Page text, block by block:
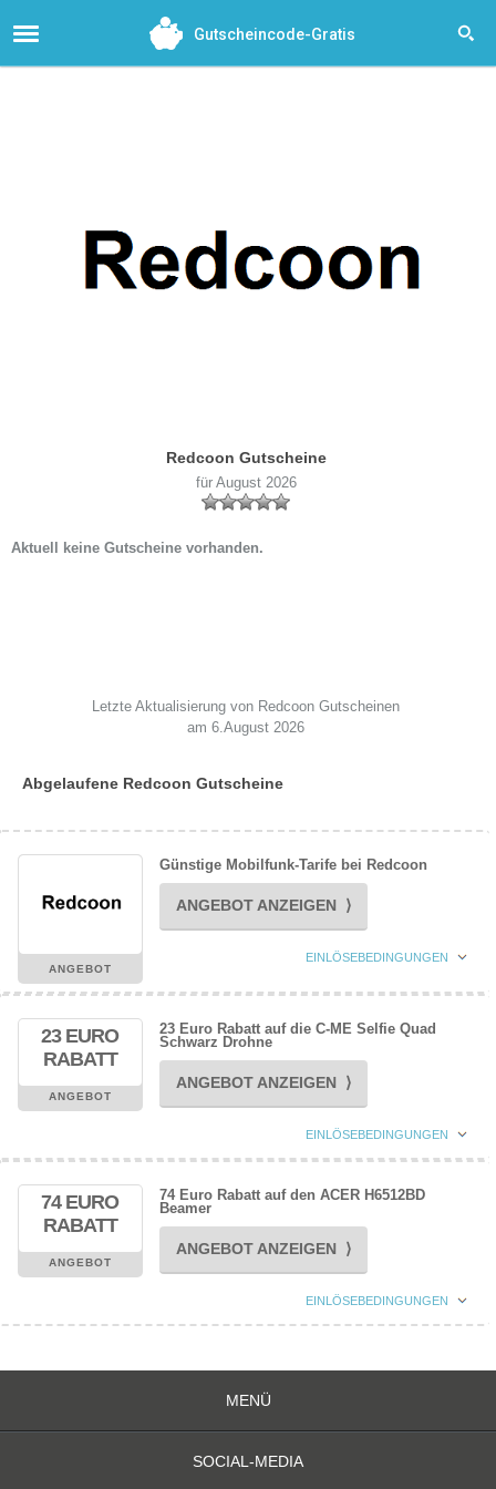
Gutscheincode-Gratis
Redcoon Gutscheine
für August 2026
Aktuell keine Gutscheine vorhanden.
Letzte Aktualisierung von Redcoon Gutscheinen
am 6.August 2026
Abgelaufene Redcoon Gutscheine
ANGEBOT
Günstige Mobilfunk-Tarife bei Redcoon
ANGEBOT ANZEIGEN ⟩
EINLÖSEBEDINGUNGEN
23 EURO
RABATT
ANGEBOT
23 Euro Rabatt auf die C-ME Selfie Quad
Schwarz Drohne
ANGEBOT ANZEIGEN ⟩
EINLÖSEBEDINGUNGEN
74 EURO
RABATT
ANGEBOT
74 Euro Rabatt auf den ACER H6512BD
Beamer
ANGEBOT ANZEIGEN ⟩
EINLÖSEBEDINGUNGEN
MENÜ
SOCIAL-MEDIA